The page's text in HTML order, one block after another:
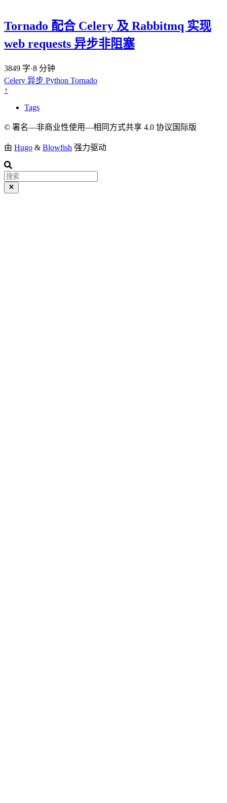
Tornado 配合 Celery 及 Rabbitmq 实现
web requests 异步非阻塞
3849 字·8 分钟
Celery 异步 Python Tornado
↑
Tags
© 署名—非商业性使用—相同方式共享 4.0 协议国际版
由 Hugo & Blowfish 强力驱动